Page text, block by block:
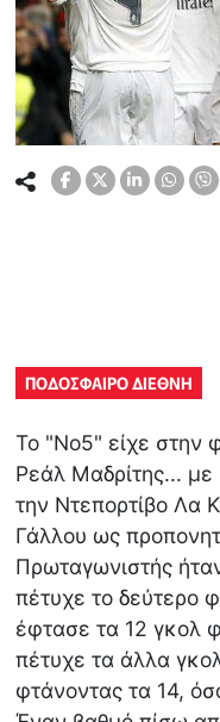
ΠΟΔΟΣΦΑΙΡΟ ΔΙΕΘΝΗ
Το "Νο5" είχε στην
Ρεάλ Μαδρίτης...
την Ντεπορτίβο Λα
Γάλλου ως
Πρωταγωνιστής
πέτυχε το δεύτερο
έφτασε τα 12 γκολ
πέτυχε τα άλλα
φτάνοντας τα 14,